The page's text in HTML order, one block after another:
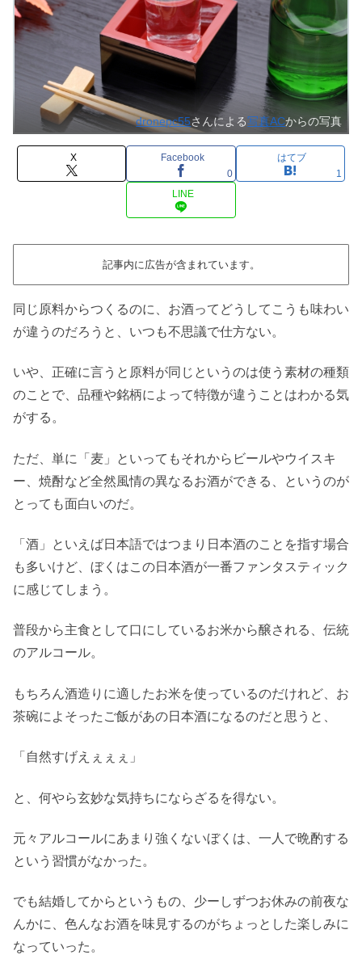
dronepc55さんによる写真ACからの写真
X
Facebook
0
はてブ
1
LINE
記事内に広告が含まれています。
同じ原料からつくるのに、お酒ってどうしてこうも味わい
が違うのだろうと、いつも不思議で仕方ない。
いや、正確に言うと原料が同じというのは使う素材の種類
のことで、品種や銘柄によって特徴が違うことはわかる気
がする。
ただ、単に「麦」といってもそれからビールやウイスキ
ー、焼酎など全然風情の異なるお酒ができる、というのが
とっても面白いのだ。
「酒」といえば日本語ではつまり日本酒のことを指す場合
も多いけど、ぼくはこの日本酒が一番ファンタスティック
に感じてしまう。
普段から主食として口にしているお米から醸される、伝統
のアルコール。
もちろん酒造りに適したお米を使っているのだけれど、お
茶碗によそったご飯があの日本酒になるのだと思うと、
「自然すげえぇぇぇ」
と、何やら玄妙な気持ちにならざるを得ない。
元々アルコールにあまり強くないぼくは、一人で晩酌する
という習慣がなかった。
でも結婚してからというもの、少ーしずつお休みの前夜な
んかに、色んなお酒を味見するのがちょっとした楽しみに
なっていった。